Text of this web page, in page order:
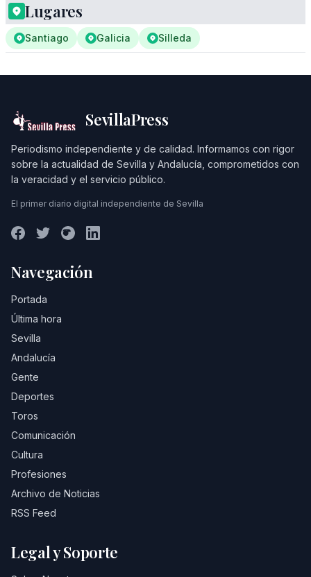
Lugares
Santiago Galicia Silleda
SevillaPress
Periodismo independiente y de calidad. Informamos con rigor
sobre la actualidad de Sevilla y Andalucía, comprometidos con
la veracidad y el servicio público.
El primer diario digital independiente de Sevilla
Navegación
Portada
Última hora
Sevilla
Andalucía
Gente
Deportes
Toros
Comunicación
Cultura
Profesiones
Archivo de Noticias
RSS Feed
Legal y Soporte